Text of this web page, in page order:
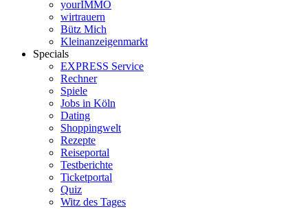
yourIMMO
wirtrauern
Bütz Mich
Kleinanzeigenmarkt
Specials
EXPRESS Service
Rechner
Spiele
Jobs in Köln
Dating
Shoppingwelt
Rezepte
Reiseportal
Testberichte
Ticketportal
Quiz
Witz des Tages